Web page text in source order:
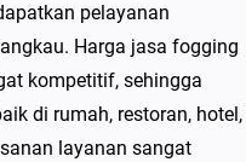
pelayanan
Harga jasa fogging
kompetitif, sehingga
di rumah, restoran, hotel,
layanan sangat